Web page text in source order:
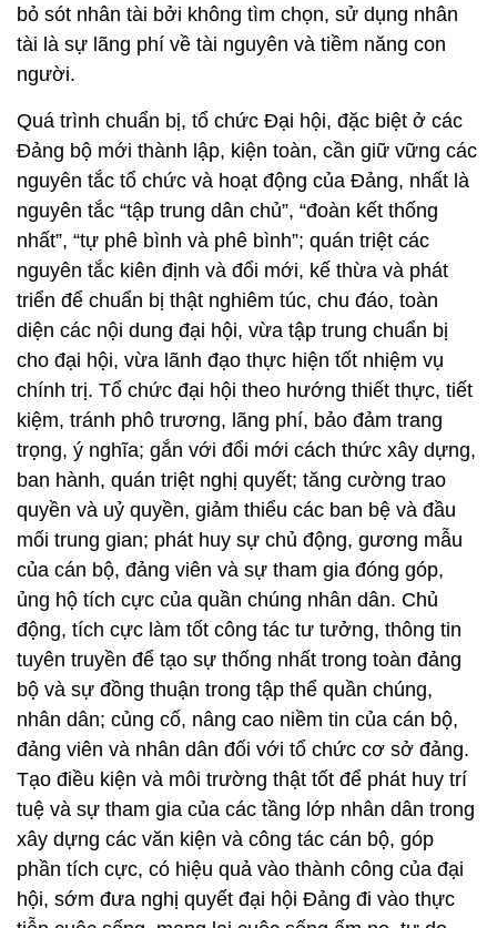
bỏ sót nhân tài bởi không tìm chọn, sử dụng nhân
tài là sự lãng phí về tài nguyên và tiềm năng con
người.
Quá trình chuẩn bị, tổ chức Đại hội, đặc biệt ở các
Đảng bộ mới thành lập, kiện toàn, cần giữ vững các
nguyên tắc tổ chức và hoạt động của Đảng, nhất là
nguyên tắc “tập trung dân chủ”, “đoàn kết thống
nhất”, “tự phê bình và phê bình”; quán triệt các
nguyên tắc kiên định và đổi mới, kế thừa và phát
triển để chuẩn bị thật nghiêm túc, chu đáo, toàn
diện các nội dung đại hội, vừa tập trung chuẩn bị
cho đại hội, vừa lãnh đạo thực hiện tốt nhiệm vụ
chính trị. Tổ chức đại hội theo hướng thiết thực, tiết
kiệm, tránh phô trương, lãng phí, bảo đảm trang
trọng, ý nghĩa; gắn với đổi mới cách thức xây dựng,
ban hành, quán triệt nghị quyết; tăng cường trao
quyền và uỷ quyền, giảm thiểu các ban bệ và đầu
mối trung gian; phát huy sự chủ động, gương mẫu
của cán bộ, đảng viên và sự tham gia đóng góp,
ủng hộ tích cực của quần chúng nhân dân. Chủ
động, tích cực làm tốt công tác tư tưởng, thông tin
tuyên truyền để tạo sự thống nhất trong toàn đảng
bộ và sự đồng thuận trong tập thể quần chúng,
nhân dân; củng cố, nâng cao niềm tin của cán bộ,
đảng viên và nhân dân đối với tổ chức cơ sở đảng.
Tạo điều kiện và môi trường thật tốt để phát huy trí
tuệ và sự tham gia của các tầng lớp nhân dân trong
xây dựng các văn kiện và công tác cán bộ, góp
phần tích cực, có hiệu quả vào thành công của đại
hội, sớm đưa nghị quyết đại hội Đảng đi vào thực